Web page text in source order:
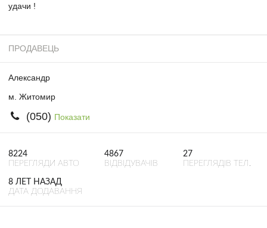
удачи !
ПРОДАВЕЦЬ
Александр
м. Житомир
(050) Показати
8224
ПЕРЕГЛЯДИ АВТО
4867
ВІДВІДУВАЧІВ
27
ПЕРЕГЛЯДІВ ТЕЛ.
8 ЛЕТ НАЗАД
ДАТА ДОДАВАННЯ